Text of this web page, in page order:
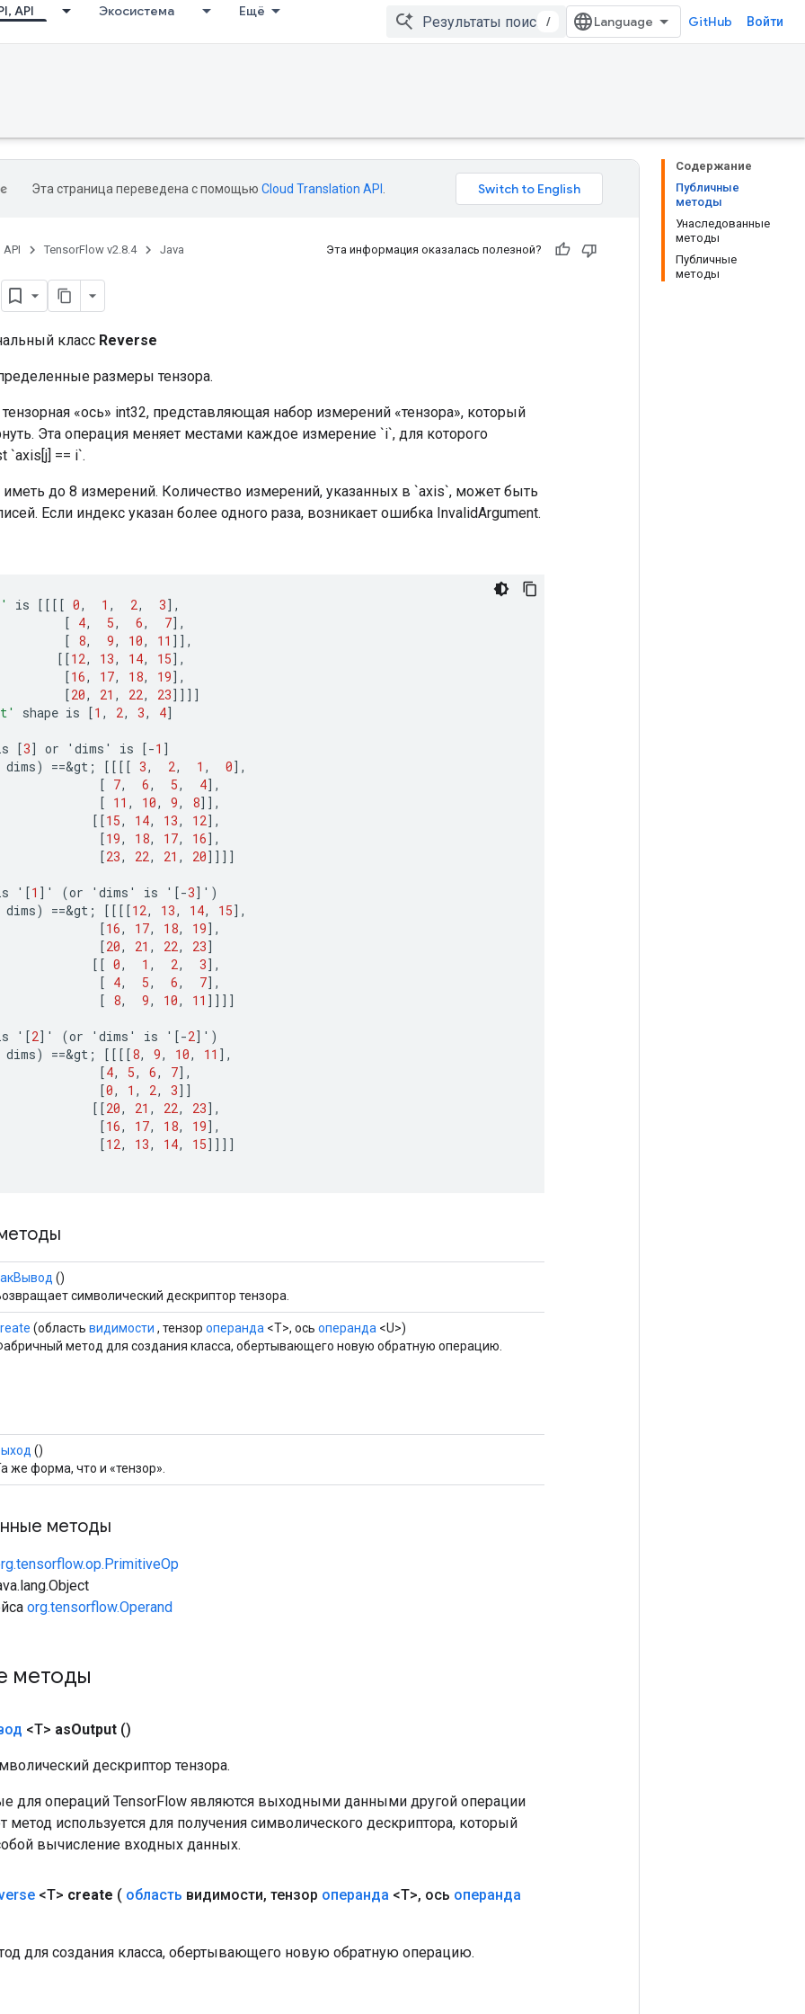
API Экосистема Ещё
/ GitHub Войти
Содержание
Публичные
методы
Унаследованные
методы
Публичные
методы
Эта страница переведена с помощью Cloud Translation API
API TensorFlow v2.8.4 Java Эта информация оказалась полезной?
класс Reverse
размеры тензора.
«ось» int32, представляющая набор измерений «тензора», который
Эта операция меняет местами каждое измерение `i`, для которого
`axis[j] == i`.
до 8 измерений. Количество измерений, указанных в `axis`, может быть
Если индекс указан более одного раза, возникает ошибка InvalidArgument.
is [[[[ 0, 1 , 2, 3] ,
[ 4, 5, 6, 7] ,
[ 8, 9, 10, 11 ]] ,
[[12, 13, 14, 15] ,
[16, 17, 18, 19] ,
[20, 21 , 22, 23]]]]
shape is [1 , 2, 3, 4]
[3] or ' dims ' is [-1 ]
dims) ==&gt ; [[[[ 3, 2, 1 , 0] ,
[ 7, 6, 5, 4] ,
[ 11 , 10, 9, 8]] ,
[[15, 14, 13, 12] ,
[19, 18, 17, 16] ,
[23, 22, 21 , 20]]]]
' [1 ] ' (or ' dims ' is ' [-3] ' )
dims) ==&gt ; [[[[12, 13, 14, 15] ,
[16, 17, 18, 19] ,
[20, 21 , 22, 23]
[[ 0, 1 , 2, 3] ,
[ 4, 5, 6, 7] ,
[ 8, 9, 10, 11 ]]]]
' [2] ' (or ' dims ' is ' [-2] ' )
dims) ==&gt ; [[[[8, 9, 10, 11 ] ,
[4, 5, 6, 7] ,
[0, 1 , 2, 3]]
[[20, 21 , 22, 23] ,
[16, 17, 18, 19] ,
[12, 13, 14, 15]]]]
()
символический дескриптор тензора.
(область видимости , тензор операнда <T>, ось операнда <U>)
метод для создания класса, обертывающего новую обратную операцию.
()
же форма, что и «тензор».
методы
org.tensorflow.Operand
методы
<T> asOutput ()
дескриптор тензора.
для операций TensorFlow являются выходными данными другой операции
метод используется для получения символического дескриптора, который
вычисление входных данных.
<T> create ( область видимости, тензор операнда <T>, ось операнда
для создания класса, обертывающего новую обратную операцию.